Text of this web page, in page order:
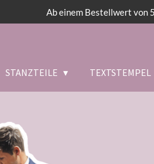
Ab einem Bestellwert von
STANZTEILE TEXTSTEMPEL